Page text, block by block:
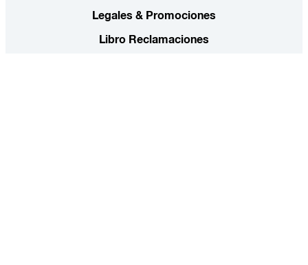
Legales & Promociones
Libro Reclamaciones